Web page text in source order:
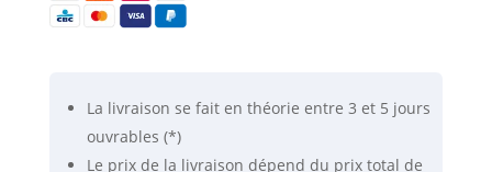
La livraison se fait en théorie entre 3 et 5 jours
ouvrables (*)
Le prix de la livraison dépend du prix total de